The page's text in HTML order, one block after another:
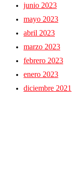
junio 2023
mayo 2023
abril 2023
marzo 2023
febrero 2023
enero 2023
diciembre 2021